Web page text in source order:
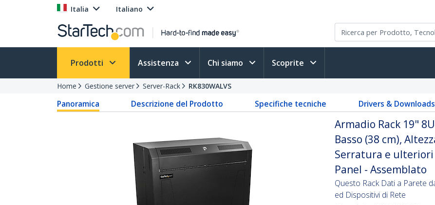
Italia Italiano
Prodotti Assistenza Chi siamo Scoprite
Home Gestione server Server-Rack RK830WALVS
Panoramica Descrizione del Prodotto Specifiche tecniche Drivers & Downloads
Armadio Rack 19"
Basso (38 cm),
Serratura e
Panel - Assemblato
Questo Rack Dati a Parete
ed Dispositivi di Rete